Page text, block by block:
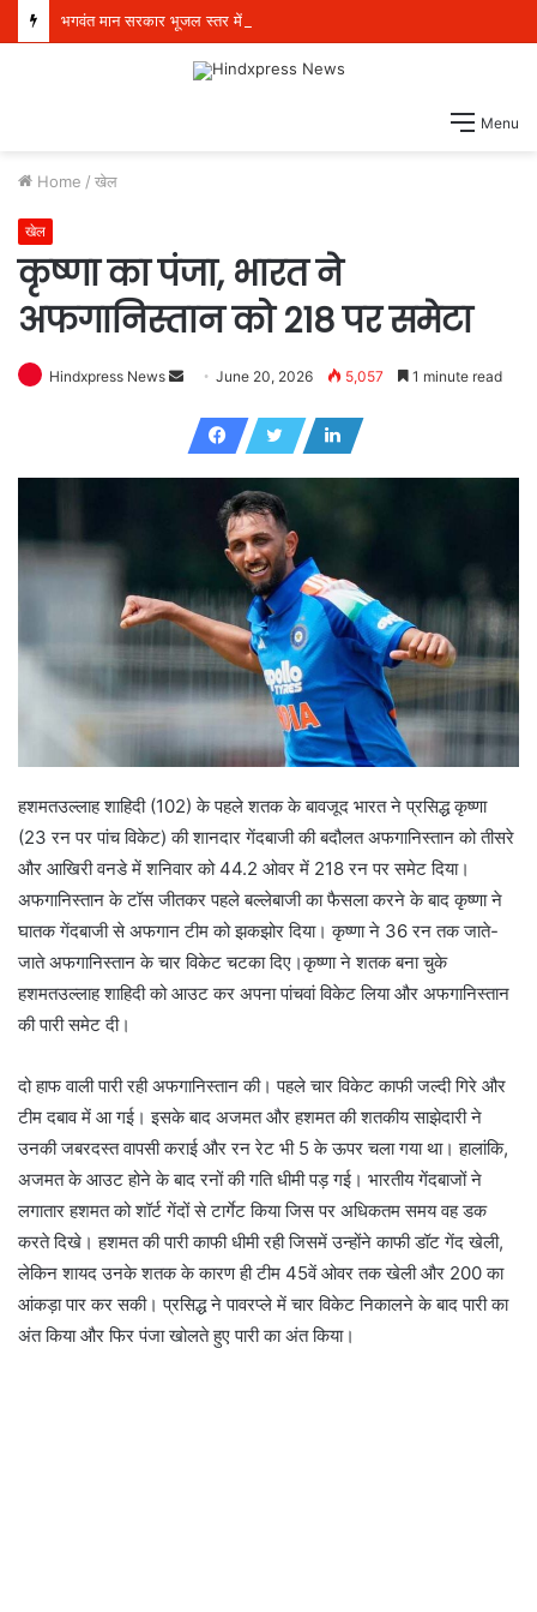
Menu
Home / खेल
खेल
कृष्णा का पंजा, भारत ने
अफगानिस्तान को 218 पर समेटा
Hindxpress News
a
i
l
June 20, 2026 5,057 1 minute read
हशमतउल्लाह शाहिदी (102) के पहले शतक के बावजूद भारत ने प्रसिद्ध कृष्णा
(23 रन पर पांच विकेट) की शानदार गेंदबाजी की बदौलत अफगानिस्तान को तीसरे
और आखिरी वनडे में शनिवार को 44.2 ओवर में 218 रन पर समेट दिया।
अफगानिस्तान के टॉस जीतकर पहले बल्लेबाजी का फैसला करने के बाद कृष्णा ने
घातक गेंदबाजी से अफगान टीम को झकझोर दिया। कृष्णा ने 36 रन तक जाते-
जाते अफगानिस्तान के चार विकेट चटका दिए।कृष्णा ने शतक बना चुके
हशमतउल्लाह शाहिदी को आउट कर अपना पांचवां विकेट लिया और अफगानिस्तान
की पारी समेट दी।
दो हाफ वाली पारी रही अफगानिस्तान की। पहले चार विकेट काफी जल्दी गिरे और
टीम दबाव में आ गई। इसके बाद अजमत और हशमत की शतकीय साझेदारी ने
उनकी जबरदस्त वापसी कराई और रन रेट भी 5 के ऊपर चला गया था। हालांकि,
अजमत के आउट होने के बाद रनों की गति धीमी पड़ गई। भारतीय गेंदबाजों ने
लगातार हशमत को शॉर्ट गेंदों से टार्गेट किया जिस पर अधिकतम समय वह डक
करते दिखे। हशमत की पारी काफी धीमी रही जिसमें उन्होंने काफी डॉट गेंद खेली,
लेकिन शायद उनके शतक के कारण ही टीम 45वें ओवर तक खेली और 200 का
आंकड़ा पार कर सकी। प्रसिद्ध ने पावरप्ले में चार विकेट निकालने के बाद पारी का
अंत किया और फिर पंजा खोलते हुए पारी का अंत किया।